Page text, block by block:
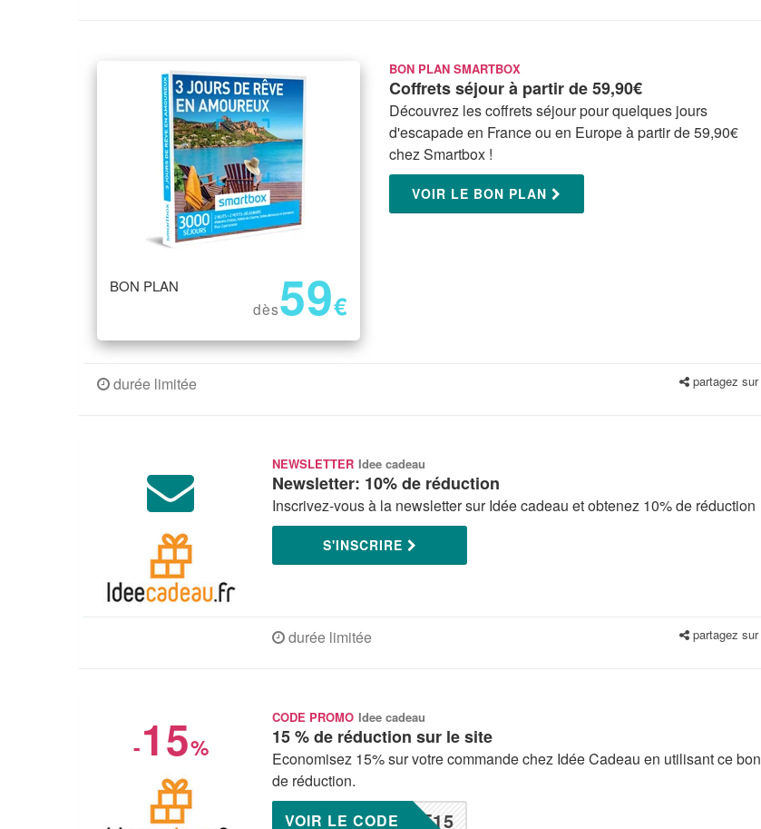
BON PLAN
dès59€
BON PLAN SMARTBOX
Coffrets séjour à partir de 59,90€
Découvrez les coffrets séjour pour quelques jours
d'escapade en France ou en Europe à partir de 59,90€
chez Smartbox !
VOIR LE BON PLAN
durée limitée partagez sur
NEWSLETTER Idee cadeau
Newsletter: 10% de réduction
Inscrivez-vous à la newsletter sur Idée cadeau et obtenez 10% de réduction
S'INSCRIRE
durée limitée partagez sur
-15%
CODE PROMO Idee cadeau
15 % de réduction sur le site
Economisez 15% sur votre commande chez Idée Cadeau en utilisant ce bon
de réduction.
F15
VOIR LE CODE